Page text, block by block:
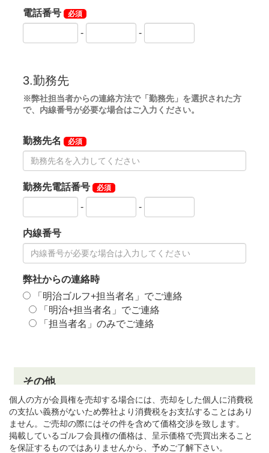
個人の方が会員権を売却する場合には、売却をした個人に消費税
の支払い義務がないため弊社より消費税をお支払することはあり
ません。ご売却の際にはその件を含めて価格交渉を致します。
掲載しているゴルフ会員権の価格は、呈示価格で売買出来ること
を保証するものではありませんから、予めご了解下さい。